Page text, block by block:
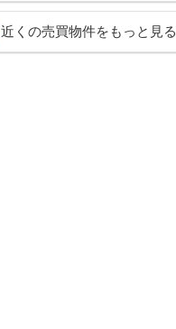
近くの売買物件をもっと見る